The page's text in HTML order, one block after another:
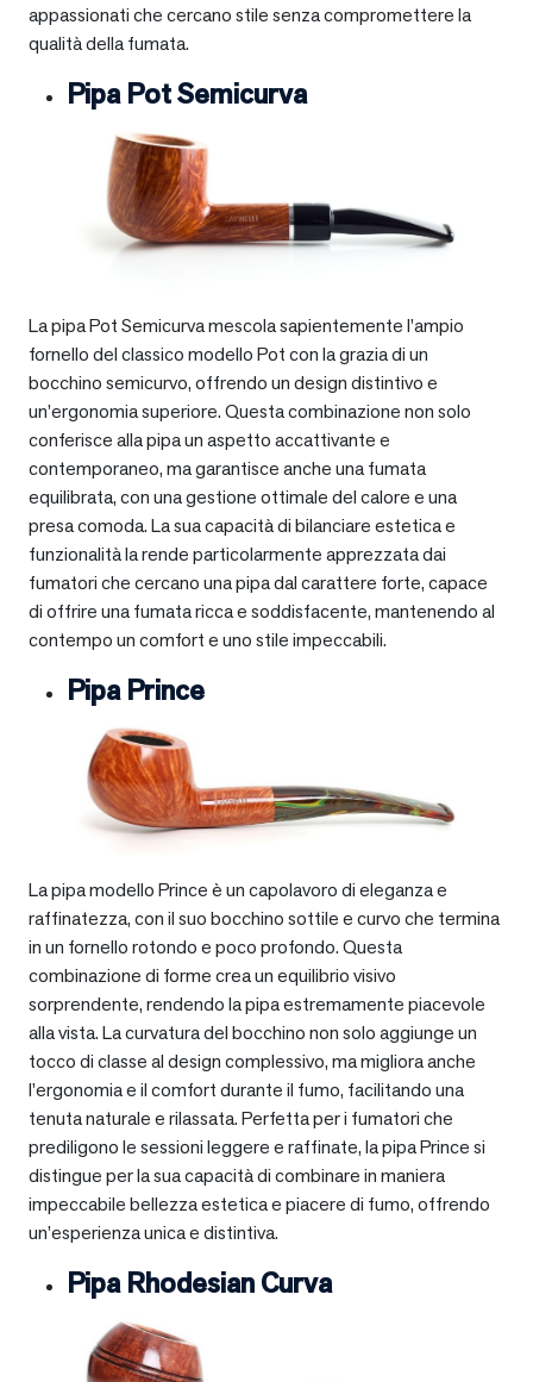
appassionati che cercano stile senza compromettere la
qualità della fumata.
Pipa Pot Semicurva
La pipa Pot Semicurva mescola sapientemente l’ampio
fornello del classico modello Pot con la grazia di un
bocchino semicurvo, offrendo un design distintivo e
un’ergonomia superiore. Questa combinazione non solo
conferisce alla pipa un aspetto accattivante e
contemporaneo, ma garantisce anche una fumata
equilibrata, con una gestione ottimale del calore e una
presa comoda. La sua capacità di bilanciare estetica e
funzionalità la rende particolarmente apprezzata dai
fumatori che cercano una pipa dal carattere forte, capace
di offrire una fumata ricca e soddisfacente, mantenendo al
contempo un comfort e uno stile impeccabili.
Pipa Prince
La pipa modello Prince è un capolavoro di eleganza e
raffinatezza, con il suo bocchino sottile e curvo che termina
in un fornello rotondo e poco profondo. Questa
combinazione di forme crea un equilibrio visivo
sorprendente, rendendo la pipa estremamente piacevole
alla vista. La curvatura del bocchino non solo aggiunge un
tocco di classe al design complessivo, ma migliora anche
l’ergonomia e il comfort durante il fumo, facilitando una
tenuta naturale e rilassata. Perfetta per i fumatori che
prediligono le sessioni leggere e raffinate, la pipa Prince si
distingue per la sua capacità di combinare in maniera
impeccabile bellezza estetica e piacere di fumo, offrendo
un’esperienza unica e distintiva.
Pipa Rhodesian Curva